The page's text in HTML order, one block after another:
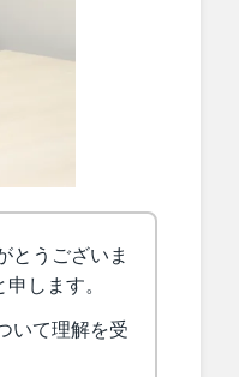
とうございま
します。
いて理解を受